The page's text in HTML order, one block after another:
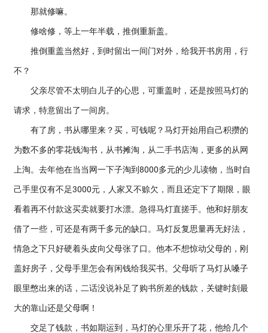
那就修嘛。
修啥修，等上一年半载，推倒重新盖。
推倒重盖当然好，到时留出一间门对外，给我开书房用，行
不？
父亲尽管不太明白儿子的心思，可重盖时，还是按照马灯的
请求，特意留出了一间房。
有了房，书从哪里来？买，可钱呢？马灯开始用自己积攒的
为数不多的零花钱淘书，从书摊淘，从二手书店淘，更多的从网
上淘。去年他在当当网一下子淘到8000多元的少儿读物，当时自
己手里仅有不足3000元，人家又不赊欠，而且还定下了期限，眼
看着再不付款这买卖就要打水漂。急得马灯直搓手。他和好朋友
借了一些，可还是有两千多元的缺口。马灯反复思量再无好法，
情急之下只好硬着头皮向父母张了口。他本不想惊动父母的，刚
盖好房子，父母手里怎会有闲钱给我买书。父母听了马灯从嗓子
眼里憋出来的话，二话没说补足了购书所差的钱款，关键时刻最
大的靠山还是父母啊！
交足了钱款，书如期运到，马灯的心里乐开了花，他给几个